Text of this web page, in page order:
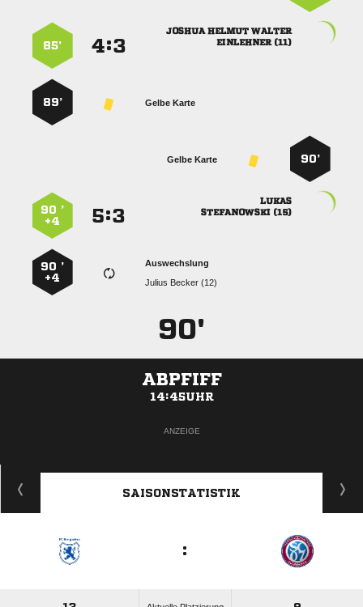
  
 
:
85’
Gelbe Karte
89’
90’
Gelbe Karte

 
:
90 ’
+4
Auswechslung
  
90 ’
+4
90'
ABPFIFF
14:45UHR
ANZEIGE
SAISONSTATISTIK
: